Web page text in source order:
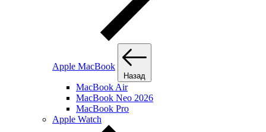
Apple MacBook
Назад
MacBook Air
MacBook Neo 2026
MacBook Pro
Apple Watch